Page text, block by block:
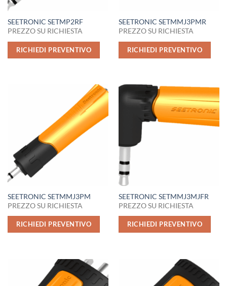
SEETRONIC SETMP2RF
PREZZO SU RICHIESTA
RICHIEDI PREVENTIVO
SEETRONIC SETMMJ3PMR
PREZZO SU RICHIESTA
RICHIEDI PREVENTIVO
SEETRONIC SETMMJ3PM
PREZZO SU RICHIESTA
RICHIEDI PREVENTIVO
SEETRONIC SETMMJ3MJFR
PREZZO SU RICHIESTA
RICHIEDI PREVENTIVO